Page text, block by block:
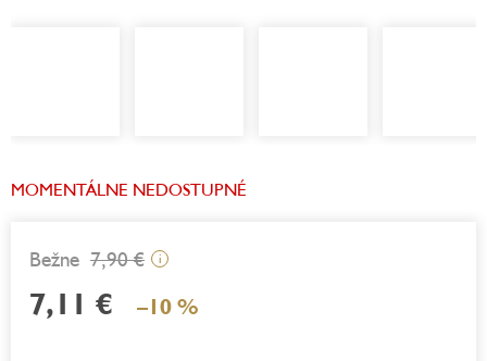
MOMENTÁLNE NEDOSTUPNÉ
7,90 € i
7,11 € –10 %